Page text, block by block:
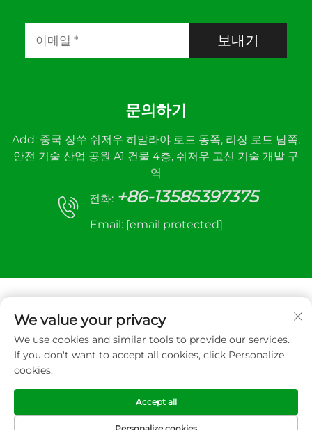
보내기
문의하기
Add: 중국 장쑤 쉬저우 히말라야 로드 동쪽, 리장 로드 남쪽,
안전 기술 산업 공원 A1 건물 4층, 쉬저우 고신 기술 개발 구
역
전화: +86-13585397375
Email: [email protected]
저작권 © 2025 Xuzhou sanhe automatic control
equipment Co.,LTD. 모든 권리 보유
We value your privacy
We use cookies and similar tools to provide our services.
If you don't want to accept all cookies, click Personalize
cookies.
Accept all